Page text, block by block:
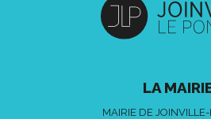
LA
MAIRIE DE